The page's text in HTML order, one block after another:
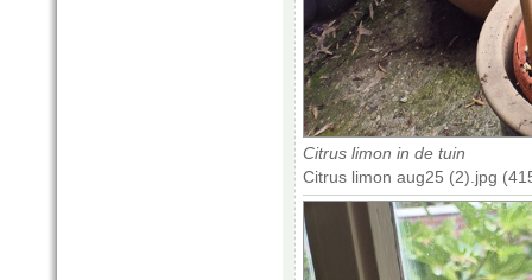
Citrus limon in de tuin
Citrus limon aug25 (2).jpg